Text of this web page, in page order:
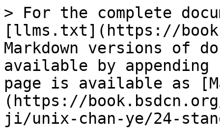
> For the complete
[llms.txt](https://
Markdown versions of
available by
page is available as
(https://
ji/unix-chan-ye/24-